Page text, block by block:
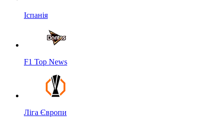
Іспанія
F1 Top News
Ліга Європи